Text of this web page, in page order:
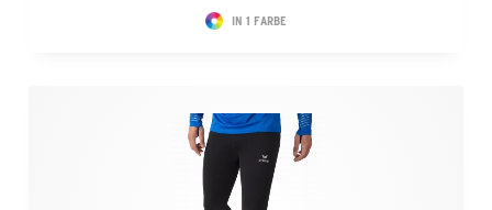
IN 1 FARBE